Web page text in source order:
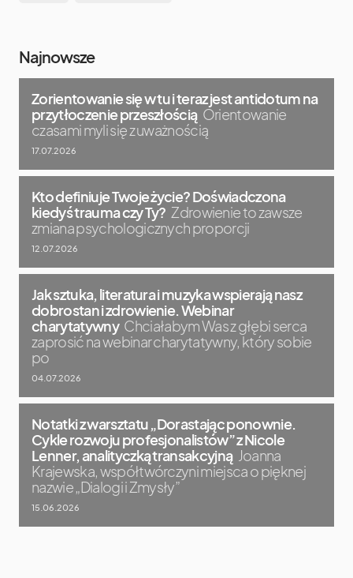
Najnowsze
Zorientowanie się w tu i teraz jest antidotum na
przytłoczenie przeszłością Orientowanie
czasami myli się z uważnością
17.07.2026
Kto definiuje Twoje życie? Doświadczona
kiedyś trauma czy Ty? Zdrowienie to zawsze
zmiana psychologicznych proporcji
12.07.2026
Jak sztuka, literatura i muzyka wspierają nasz
dobrostan i zdrowienie. Webinar
charytatywny Chciałabym Was z głębi serca
zaprosić na webinar charytatywny, który sobie
po
04.07.2026
Notatki z warsztatu „Dorastając ponownie.
Cykle rozwoju profesjonalistów” z Nicole
Lenner, analityczką transakcyjną Joanna
Krajewska, współtwórczyni miejsca o pięknej
nazwie „Dialogi i Zmysły”
15.06.2026